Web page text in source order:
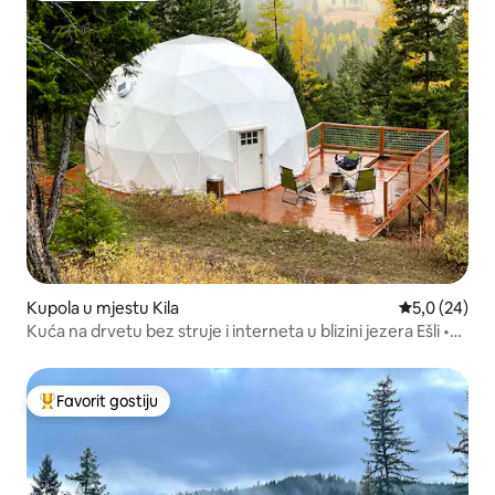
Kupola u mjestu Kila prosječna
5,0 (24)
Kuća na drvetu bez struje i interneta u blizini jezera Ešli •
Glavni favorit gostiju
Favorit gostiju